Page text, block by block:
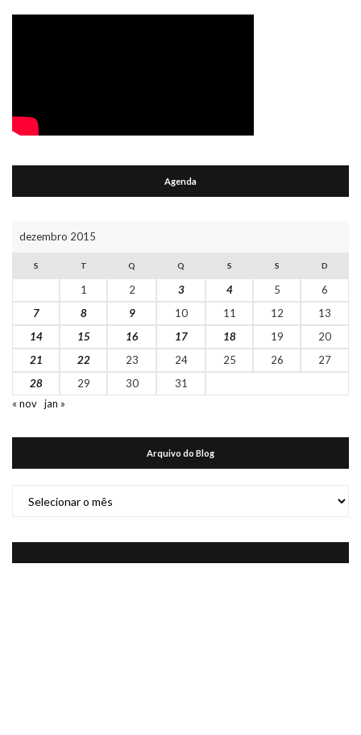
Agenda
dezembro 2015
S T Q Q S S D
1 2 3 4 5
6
7
8 9 10 11 12
13
14
15 16 17 18 19
20
21
22 23 24 25 26
27
28
29 30
31
« nov jan »
Arquivo do Blog